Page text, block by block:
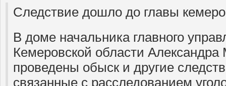
Следствие дошло до главы
В доме начальника главного
Кемеровской области
проведены обыск и другие
связанные с расследованием